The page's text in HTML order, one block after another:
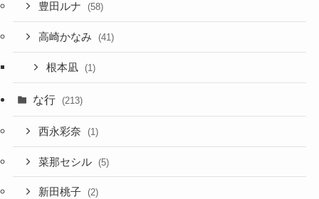
豊田ルナ (58)
高崎かなみ (41)
根本凪 (1)
な行 (213)
西永彩奈 (1)
菜那セシル (5)
新田桃子 (2)